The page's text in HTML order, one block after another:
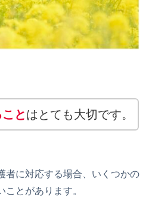
とはとても大切です。
に対応する場合、いくつかの
とがあります。